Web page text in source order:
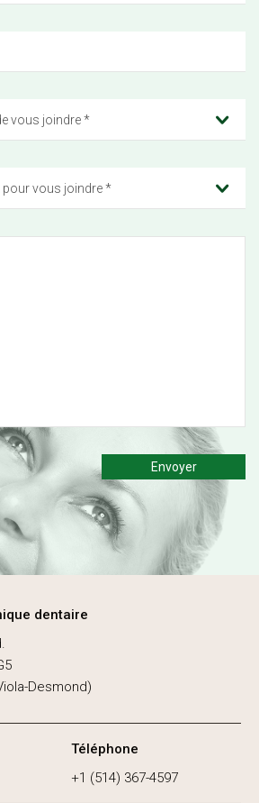
vous joindre *
pour vous joindre *
Envoyer
dentaire
Desmond)
Téléphone
+1 (514) 367-4597